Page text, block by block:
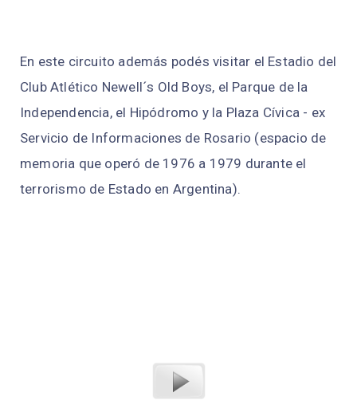
En este circuito además podés visitar el Estadio del
Club Atlético Newell´s Old Boys, el Parque de la
Independencia, el Hipódromo y la Plaza Cívica - ex
Servicio de Informaciones de Rosario (espacio de
memoria que operó de 1976 a 1979 durante el
terrorismo de Estado en Argentina).